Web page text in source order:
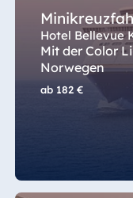
Italien
Resort Calabria
Antonine Hotel
Hotel Bellevue
Mit der Color
Norwegen
ab182 €